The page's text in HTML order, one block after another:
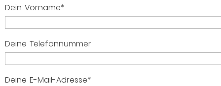
Dein Vorname*
Deine Telefonnummer
Deine E-Mail-Adresse*